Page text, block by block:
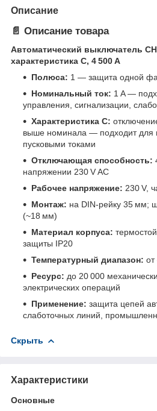
Описание
📄 Описание товара
Автоматический выключатель
характеристика C, 4 500 A
Полюса: 1 — защита одной
Номинальный ток: 1 A —
управления, сигнализации,
Характеристика C:
выше номинала — подходит для
пусковыми токами
Отключающая способность:
напряжении 230 V AC
Рабочее напряжение: 230 V,
Монтаж: на DIN‑рейку 35 мм;
(~18 мм)
Материал корпуса:
защиты IP20
Температурный диапазон: от
Ресурс: до 20 000
электрических операций
Применение: защита цепей
слаботочных линий,
Скрыть
Характеристики
Основные